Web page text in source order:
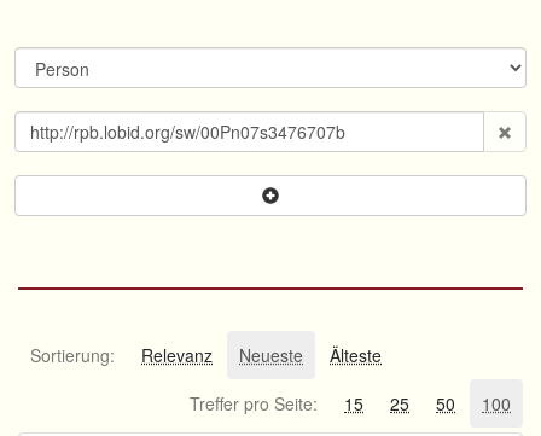
Sortierung: Relevanz Neueste
Älteste
Treffer pro Seite:
15 25 50 100